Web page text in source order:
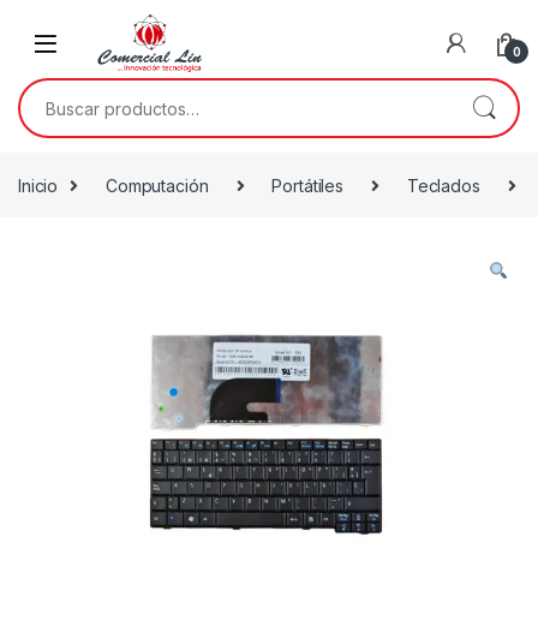
0
Inicio Computación Portátiles Teclados